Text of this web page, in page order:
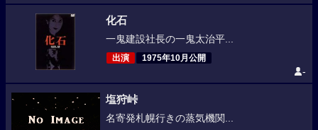
化石
一鬼建設社長の一鬼太治平...
出演 1975年10月公開
-
塩狩峠
名寄発札幌行きの蒸気機関...